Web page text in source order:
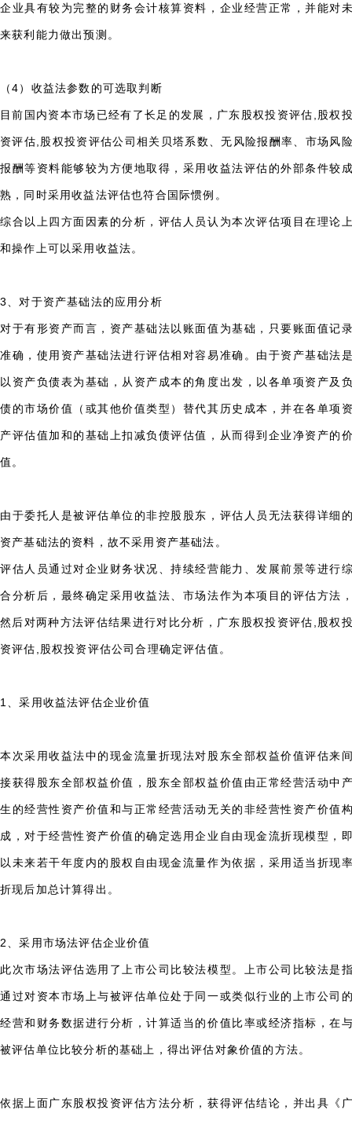
企业具有较为完整的财务会计核算资料，企业经营正常，并能对
来获利能力做出预测。
（4）收益法参数的可选取判断
目前国内资本市场已经有了长足的发展， 广东股权投资评估,股权
资评估,股权投资评估公司相关贝塔系数、无风险报酬率、市场风
报酬等资料能够较为方便地取得，采用收益法评估的外部条件较
熟，同时采用收益法评估也符合国际惯例。
综合以上四方面因素的分析，评估人员认为本次评估项目在理论
和操作上可以采用收益法。
3、对于资产基础法的应用分析
对于有形资产而言，资产基础法以账面值为基础，只要账面值记
准确，使用资产基础法进行评估相对容易准确。由于资产基础法
以资产负债表为基础，从资产成本的角度出发，以各单项资产及
债的市场价值（或其他价值类型）替代其历史成本，并在各单项
产评估值加和的基础上扣减负债评估值，从而得到企业净资产的
值。
由于委托人是被评估单位的非控股股东，评估人员无法获得详细
资产基础法的资料，故不采用资产基础法。
评估人员通过对企业财务状况、持续经营能力、发展前景等进行
合分析后，最终确定采用收益法、市场法作为本项目的评估方法
然后对两种方法评估结果进行对比分析， 广东股权投资评估,股权
资评估,股权投资评估公司合理确定评估值。
1、采用收益法评估企业价值
本次采用收益法中的现金流量折现法对股东全部权益价值评估来
接获得股东全部权益价值，股东全部权益价值由正常经营活动中
生的经营性资产价值和与正常经营活动无关的非经营性资产价值
成，对于经营性资产价值的确定选用企业自由现金流折现模型，
以未来若干年度内的股权自由现金流量作为依据，采用适当折现
折现后加总计算得出。
2、采用市场法评估企业价值
此次市场法评估选用了上市公司比较法模型。上市公司比较法是
通过对资本市场上与被评估单位处于同一或类似行业的上市公司
经营和财务数据进行分析，计算适当的价值比率或经济指标，在
被评估单位比较分析的基础上，得出评估对象价值的方法。
依据上面广东股权投资评估方法分析，获得评估结论，并出具《